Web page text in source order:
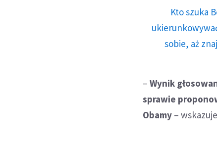
Kto szuka
sobie, aż
–Wynik
sprawie
Obamy –